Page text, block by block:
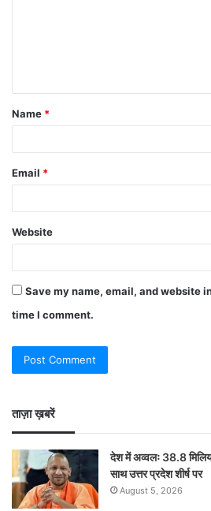
Name *
Email *
Website
Save my name, email, and website
time I comment.
ताज़ा ख़बरें
देश में अव्वलः 38.8
साथ उत्तर प्रदेश शीर्ष पर
August 5, 2026